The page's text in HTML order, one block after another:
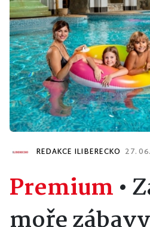
REDAKCE ILIBERECKO 27.
Premium•